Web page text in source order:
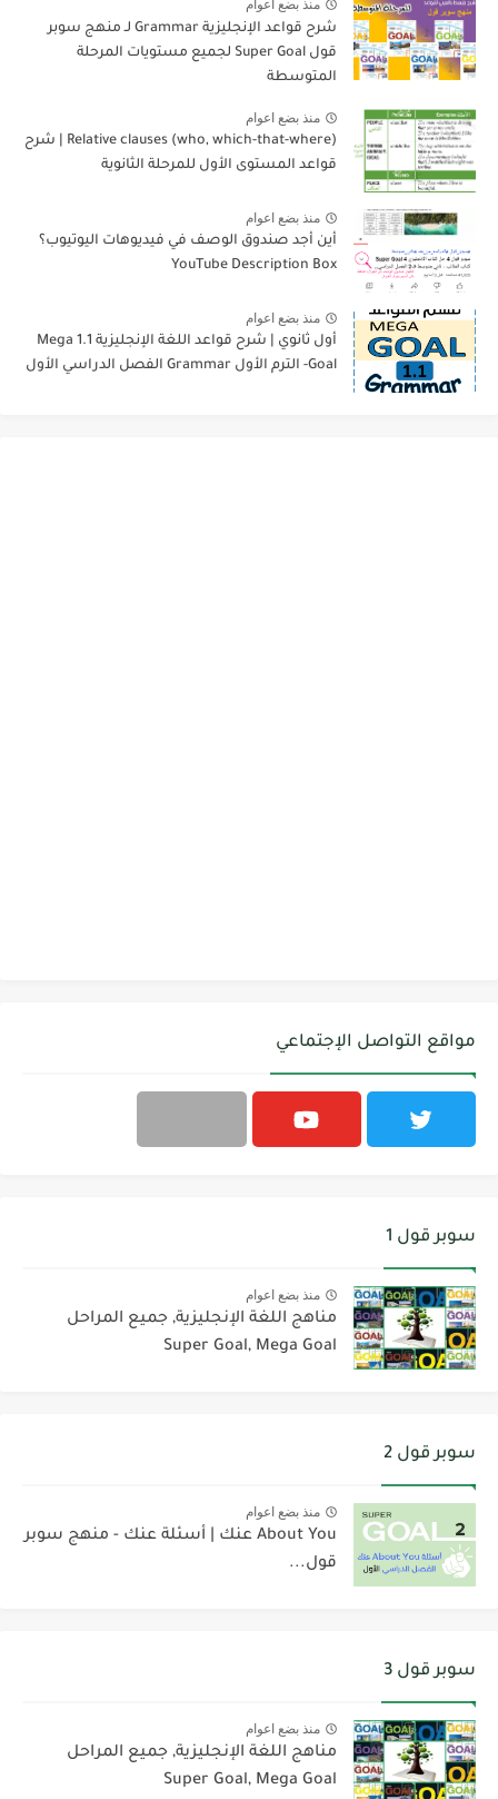
منذ بضع اعوام
شرح قواعد الإنجليزية Grammar لـ منهج سوبر
قول Super Goal لجميع مستويات المرحلة
المتوسطة
منذ بضع اعوام
Relative clauses (who, which-that-where) | شرح
قواعد المستوى الأول للمرحلة الثانوية
منذ بضع اعوام
أين أجد صندوق الوصف في فيديوهات اليوتيوب؟
YouTube Description Box
منذ بضع اعوام
أول ثانوي | شرح قواعد اللغة الإنجليزية 1.1 Mega
Goal- الترم الأول Grammar الفصل الدراسي الأول
مواقع التواصل الإجتماعي
سوبر قول 1
منذ بضع اعوام
مناهج اللغة الإنجليزية, جميع المراحل
Super Goal, Mega Goal
سوبر قول 2
منذ بضع اعوام
About You عنك | أسئلة عنك - منهج سوبر
قول...
سوبر قول 3
منذ بضع اعوام
مناهج اللغة الإنجليزية, جميع المراحل
Super Goal, Mega Goal